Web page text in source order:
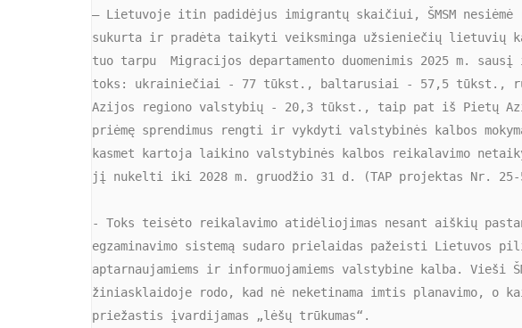
– Lietuvoje itin padidėjus imigrantų skaičiui, ŠMSM nesiėmė
sukurta ir pradėta taikyti veiksminga užsieniečių lietuvių
tuo tarpu  Migracijos departamento duomenimis 2025 m.
toks: ukrainiečiai - 77 tūkst., baltarusiai - 57,5 tūkst.,
Azijos regiono valstybių - 20,3 tūkst., taip pat iš Pietų
priėmę sprendimus rengti ir vykdyti valstybinės kalbos
kasmet kartoja laikino valstybinės kalbos reikalavimo
jį nukelti iki 2028 m. gruodžio 31 d. (TAP projektas Nr. 25-
- Toks teisėto reikalavimo atidėliojimas nesant aiškių
egzaminavimo sistemą sudaro prielaidas pažeisti Lietuvos
aptarnaujamiems ir informuojamiems valstybine kalba. Vieši
žiniasklaidoje rodo, kad nė neketinama imtis planavimo, o
priežastis įvardijamas „lėšų trūkumas“.